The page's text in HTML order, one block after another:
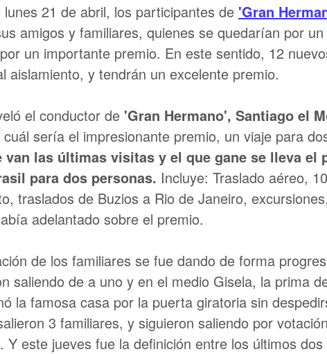
lunes 21 de abril, los participantes de 'Gran
amigos y familiares, quienes se quedarían por
un importante premio. En este sentido, 12
aislamiento, y tendrán un excelente premio.
el conductor de 'Gran Hermano', Santiago el
cuál sería el impresionante premio, un viaje para
van las últimas visitas y el que gane se lleva el
para dos personas. Incluye: Traslado aéreo,
traslados de Buzios a Rio de Janeiro,
adelantado sobre el premio.
de los familiares se fue dando de forma
saliendo de a uno y en el medio Gisela, la prima
la famosa casa por la puerta giratoria sin
3 familiares, y siguieron saliendo por
Y este jueves fue la definición entre los últimos